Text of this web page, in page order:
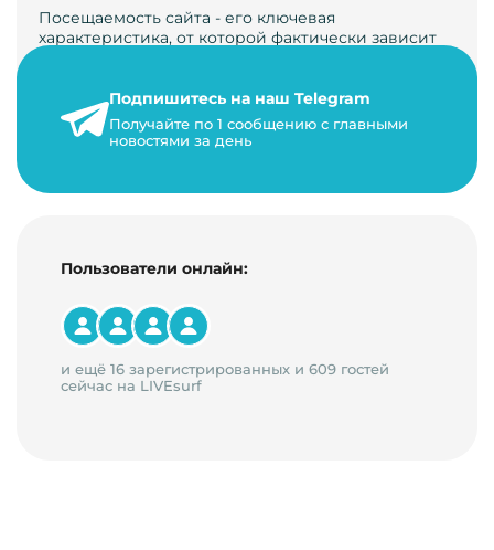
Посещаемость сайта - его ключевая
характеристика, от которой фактически зависит
22 мая 2024 г.
9 минут на чтение
Подпишитесь на наш Telegram
Получайте по 1 сообщению с главными
новостями за день
Пользователи онлайн:
и ещё 16 зарегистрированных и 609 гостей
сейчас на LIVEsurf